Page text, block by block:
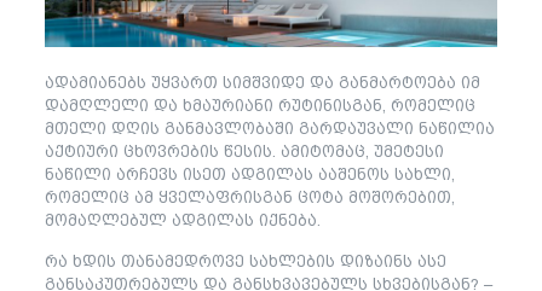
ადამიანებს უყვართ სიმშვიდე და განმარტოება იმ
დამღლელი და ხმაურიანი რუტინისგან, რომელიც
მთელი დღის განმავლობაში გარდაუვალი ნაწილია
აქტიური ცხოვრების წესის. ამიტომაც, უმეტესი
ნაწილი არჩევს ისეთ ადგილას ააშენოს სახლი,
რომელიც ამ ყველაფრისგან ცოტა მოშორებით,
მომაღლებულ ადგილას იქნება.
რა ხდის თანამედროვე სახლების დიზაინს ასე
განსაკუთრებულს და განსხვავებულს სხვებისგან? –